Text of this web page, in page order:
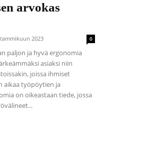
arvokas
2023 0
paljon ja hyvä ergonomia
asiaksi niin
joissa ihmiset
aikaa työpöytien ja
on oikeastaan tiede, jossa